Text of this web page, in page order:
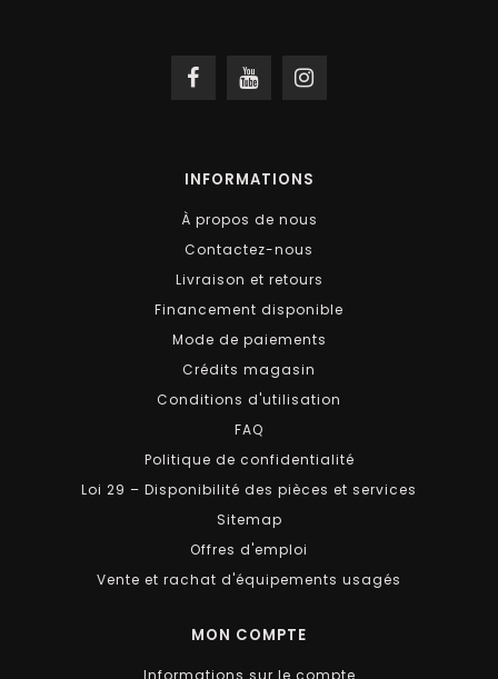
INFORMATIONS
À propos de nous
Contactez-nous
Livraison et retours
Financement disponible
Mode de paiements
Crédits magasin
Conditions d'utilisation
FAQ
Politique de confidentialité
Loi 29 – Disponibilité des pièces et services
Sitemap
Offres d'emploi
Vente et rachat d'équipements usagés
MON COMPTE
Informations sur le compte